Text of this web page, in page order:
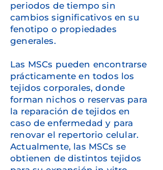
periodos de tiempo sin
cambios significativos en su
fenotipo o propiedades
generales.
Las MSCs pueden encontrarse
prácticamente en todos los
tejidos corporales, donde
forman nichos o reservas para
la reparación de tejidos en
caso de enfermedad y para
renovar el repertorio celular.
Actualmente, las MSCs se
obtienen de distintos tejidos